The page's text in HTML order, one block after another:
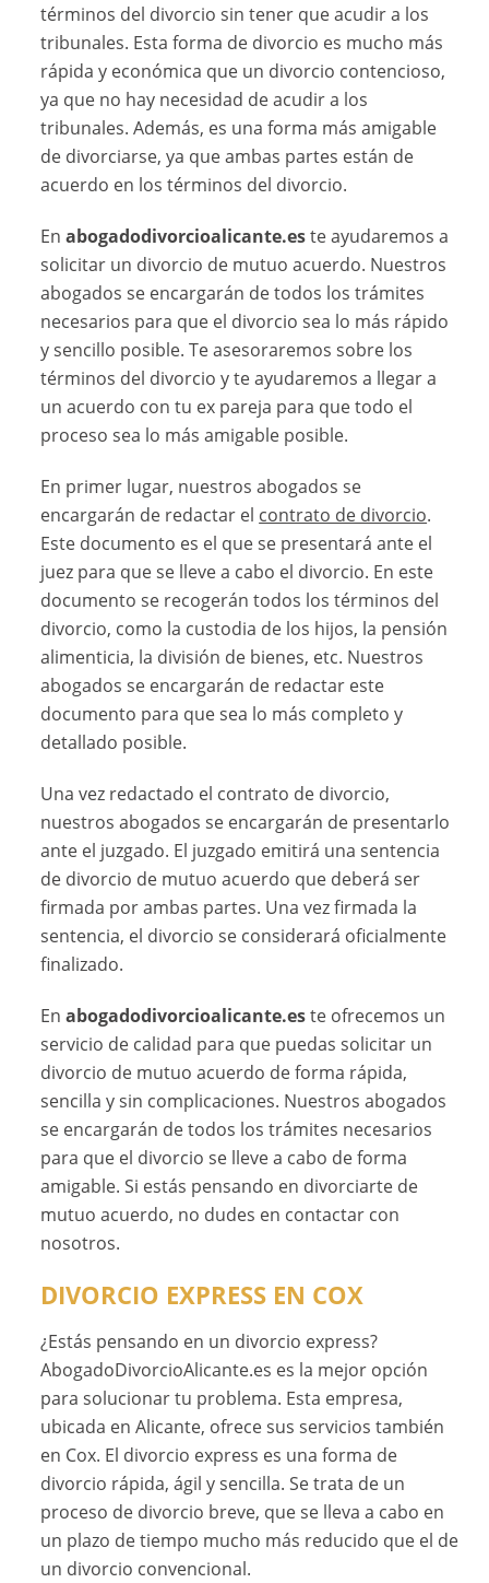
términos del divorcio sin tener que acudir a los
tribunales. Esta forma de divorcio es mucho más
rápida y económica que un divorcio contencioso,
ya que no hay necesidad de acudir a los
tribunales. Además, es una forma más amigable
de divorciarse, ya que ambas partes están de
acuerdo en los términos del divorcio.
Enabogadodivorcioalicante.este ayudaremos a
solicitar un divorcio de mutuo acuerdo. Nuestros
abogados se encargarán de todos los trámites
necesarios para que el divorcio sea lo más rápido
y sencillo posible. Te asesoraremos sobre los
términos del divorcio y te ayudaremos a llegar a
un acuerdo con tu ex pareja para que todo el
proceso sea lo más amigable posible.
En primer lugar, nuestros abogados se
encargarán de redactar el contrato de divorcio.
Este documento es el que se presentará ante el
juez para que se lleve a cabo el divorcio. En este
documento se recogerán todos los términos del
divorcio, como la custodia de los hijos, la pensión
alimenticia, la división de bienes, etc. Nuestros
abogados se encargarán de redactar este
documento para que sea lo más completo y
detallado posible.
Una vez redactado el contrato de divorcio,
nuestros abogados se encargarán de presentarlo
ante el juzgado. El juzgado emitirá una sentencia
de divorcio de mutuo acuerdo que deberá ser
firmada por ambas partes. Una vez firmada la
sentencia, el divorcio se considerará oficialmente
finalizado.
Enabogadodivorcioalicante.este ofrecemos un
servicio de calidad para que puedas solicitar un
divorcio de mutuo acuerdo de forma rápida,
sencilla y sin complicaciones. Nuestros abogados
se encargarán de todos los trámites necesarios
para que el divorcio se lleve a cabo de forma
amigable. Si estás pensando en divorciarte de
mutuo acuerdo, no dudes en contactar con
nosotros.
DIVORCIO EXPRESS EN COX
¿Estás pensando en un divorcio express?
AbogadoDivorcioAlicante.es es la mejor opción
para solucionar tu problema. Esta empresa,
ubicada en Alicante, ofrece sus servicios también
en Cox. El divorcio express es una forma de
divorcio rápida, ágil y sencilla. Se trata de un
proceso de divorcio breve, que se lleva a cabo en
un plazo de tiempo mucho más reducido que el de
un divorcio convencional.